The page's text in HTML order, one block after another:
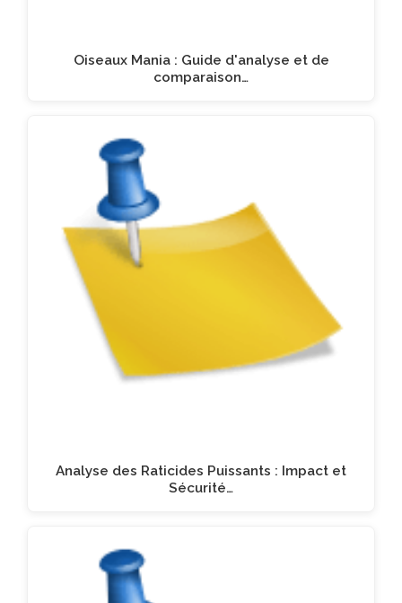
Oiseaux Mania : Guide d'analyse et de
comparaison…
Analyse des Raticides Puissants : Impact et
Sécurité…